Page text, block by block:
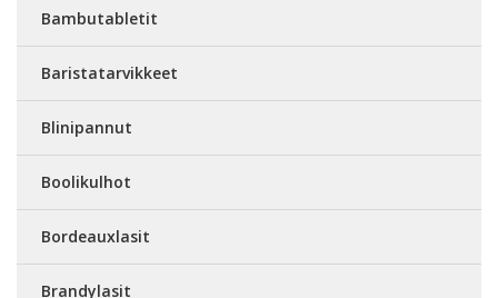
Bambutabletit
Baristatarvikkeet
Blinipannut
Boolikulhot
Bordeauxlasit
Brandylasit